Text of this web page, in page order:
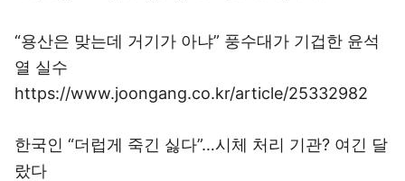
“용산은 맞는데 거기가 아냐” 풍수대가 기겁한 윤석
열 실수
https://www.joongang.co.kr/article/25332982
한국인 “더럽게 죽긴 싫다”…시체 처리 기관? 여긴 달
랐다